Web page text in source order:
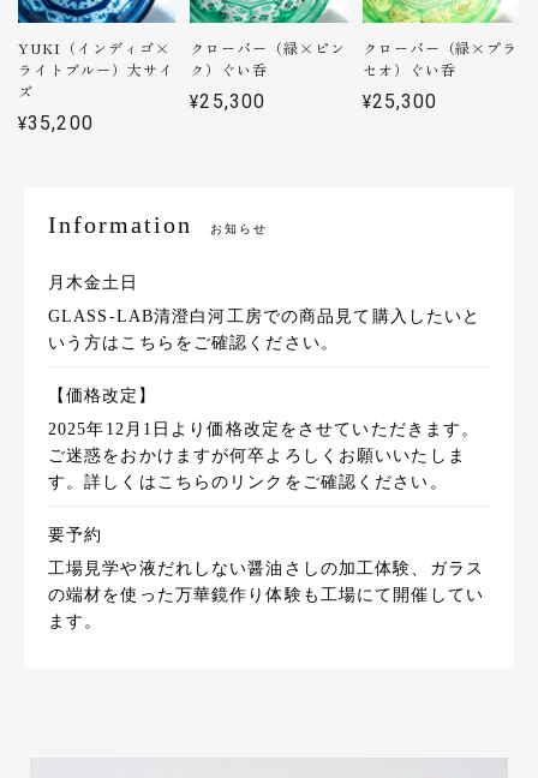
プレゼント先直送のため実物は見ていませんが、夏らしくて良
いと思いました。
ました！
プレゼントする方に直送したので実物はわかりませんが、メー
ルで丁寧に対応していただけました。 名前を入れるとどんな感
トでは確認できなかった？ので、是非載せて欲しいです。
この度はレビューをいただき誠にあ
んが画像にございますのでご確認い
YUKI（インディゴ×
ライトブルー）大サイ
ズ
¥35,200
クローバー（緑×ピン
ク）ぐい呑
¥25,300
クローバー（緑×プラ
セオ）ぐい呑
¥25,300
Information お知らせ
月木金土日
GLASS-LAB清澄白河工房での商品見て購入したいと
いう方はこちらをご確認ください。
【価格改定】
2025年12月1日より価格改定をさせていただきます。
ご迷惑をおかけますが何卒よろしくお願いいたしま
す。詳しくはこちらのリンクをご確認ください。
要予約
工場見学や液だれしない醤油さしの加工体験、ガラス
の端材を使った万華鏡作り体験も工場にて開催してい
ます。